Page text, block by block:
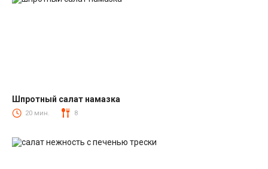
Салаты со шпротами
Шпротный салат намазка
20 мин. 8